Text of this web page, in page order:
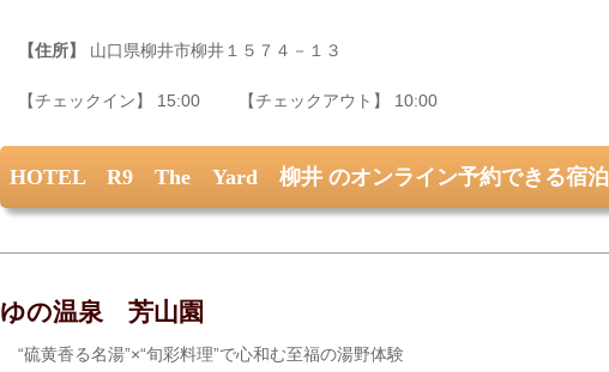
【住所】 山口県柳井市柳井１５７４－１３
【チェックイン】 15:00 【チェックアウト】 10:00
HOTEL R9 The Yard 柳井 のオンライン予約できる宿泊
ゆの温泉 芳山園
“硫黄香る名湯”×“旬彩料理”で心和む至福の湯野体験